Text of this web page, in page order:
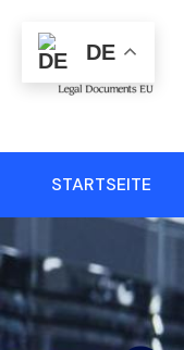
STARTSEITE
DE